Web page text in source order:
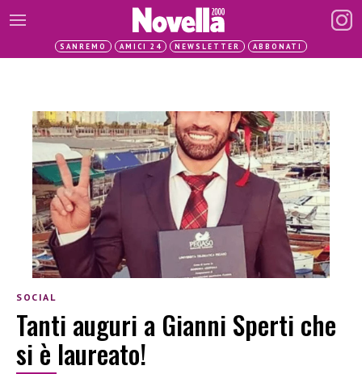
SANREMO AMICI 24 NEWSLETTER ABBONATI
SOCIAL
Tanti auguri a Gianni Sperti che
si è laureato!